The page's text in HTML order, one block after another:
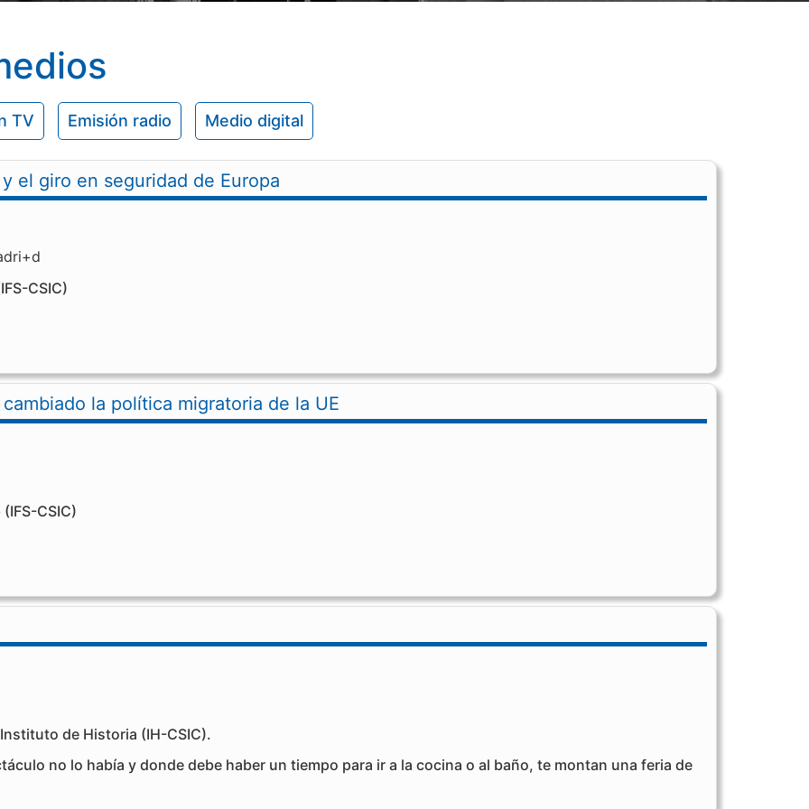
TV Emisión radio Medio digital
el giro en seguridad de Europa
CSIC)
la política migratoria de la UE
(IFS-CSIC)
de Historia (IH-CSIC).
no lo había y donde debe haber un tiempo para ir a la cocina o al baño, te montan una feria de